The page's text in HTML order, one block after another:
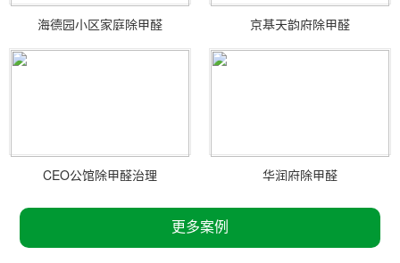
海德园小区家庭除甲醛 京基天韵府除甲醛
CEO公馆除甲醛治理 华润府除甲醛
更多案例